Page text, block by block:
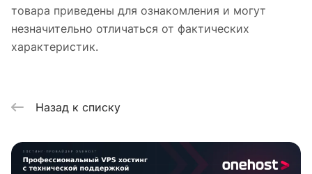
товара приведены для ознакомления и могут
незначительно отличаться от фактических
характеристик.
Назад к списку